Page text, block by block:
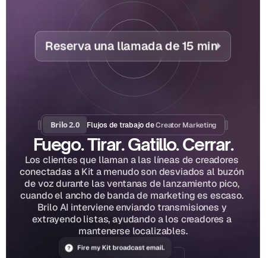
Brilo 2.0 Flujos de trabajo de Creator Marketing
Fuego. Tirar. Gatillo. Cerrar.
Los clientes que llaman a las líneas de creadores
conectadas a Kit a menudo son desviados al buzón
de voz durante las ventanas de lanzamiento pico,
cuando el ancho de banda de marketing es escaso.
Brilo AI interviene enviando transmisiones y
extrayendo listas, ayudando a los creadores a
mantenerse localizables.
Reserva una llamada de 15 min